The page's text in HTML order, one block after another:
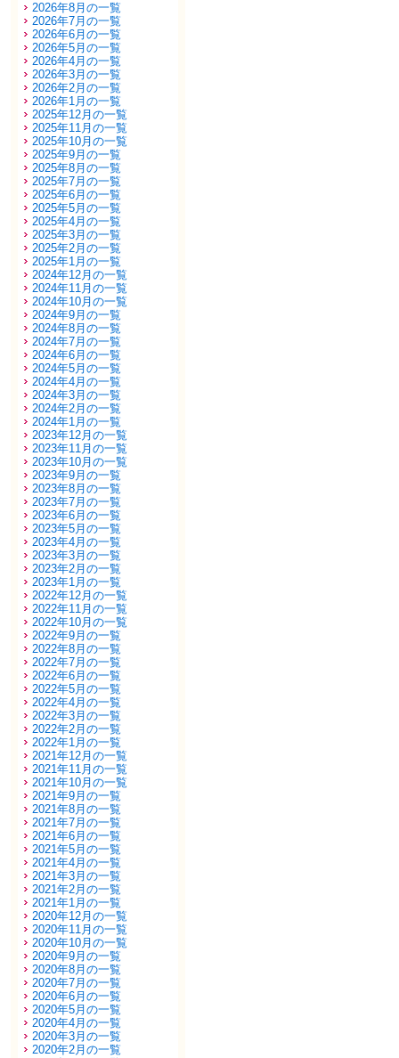
2026年8月の一覧
2026年7月の一覧
2026年6月の一覧
2026年5月の一覧
2026年4月の一覧
2026年3月の一覧
2026年2月の一覧
2026年1月の一覧
2025年12月の一覧
2025年11月の一覧
2025年10月の一覧
2025年9月の一覧
2025年8月の一覧
2025年7月の一覧
2025年6月の一覧
2025年5月の一覧
2025年4月の一覧
2025年3月の一覧
2025年2月の一覧
2025年1月の一覧
2024年12月の一覧
2024年11月の一覧
2024年10月の一覧
2024年9月の一覧
2024年8月の一覧
2024年7月の一覧
2024年6月の一覧
2024年5月の一覧
2024年4月の一覧
2024年3月の一覧
2024年2月の一覧
2024年1月の一覧
2023年12月の一覧
2023年11月の一覧
2023年10月の一覧
2023年9月の一覧
2023年8月の一覧
2023年7月の一覧
2023年6月の一覧
2023年5月の一覧
2023年4月の一覧
2023年3月の一覧
2023年2月の一覧
2023年1月の一覧
2022年12月の一覧
2022年11月の一覧
2022年10月の一覧
2022年9月の一覧
2022年8月の一覧
2022年7月の一覧
2022年6月の一覧
2022年5月の一覧
2022年4月の一覧
2022年3月の一覧
2022年2月の一覧
2022年1月の一覧
2021年12月の一覧
2021年11月の一覧
2021年10月の一覧
2021年9月の一覧
2021年8月の一覧
2021年7月の一覧
2021年6月の一覧
2021年5月の一覧
2021年4月の一覧
2021年3月の一覧
2021年2月の一覧
2021年1月の一覧
2020年12月の一覧
2020年11月の一覧
2020年10月の一覧
2020年9月の一覧
2020年8月の一覧
2020年7月の一覧
2020年6月の一覧
2020年5月の一覧
2020年4月の一覧
2020年3月の一覧
2020年2月の一覧